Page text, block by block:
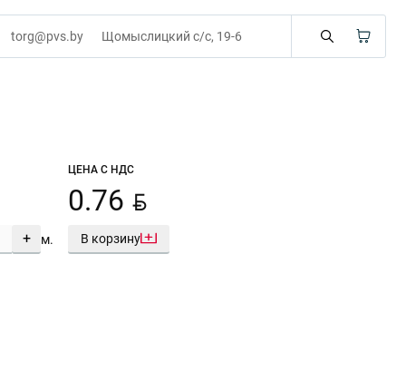
torg@pvs.by Щомыслицкий с/с, 19-6
+ м.
ЦЕНА С НДС
0.76 BYN
В корзину